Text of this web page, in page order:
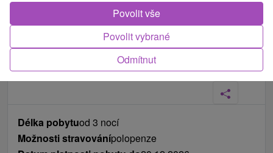
Fotografie od zákazníků+20
Délka pobytuod 3 nocí
Možnosti stravovánípolopenze
Odmítnut
Povolit vybrané
Povolit vše